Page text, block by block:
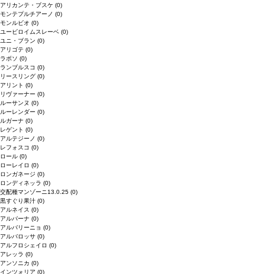
アリカンテ・ブスケ (0)
モンテプルチアーノ (0)
モンルビオ (0)
ユービロイムスレーベ (0)
ユニ・ブラン (0)
アリゴテ (0)
ラボソ (0)
ランブルスコ (0)
リースリング (0)
アリント (0)
リヴァーナー (0)
ルーサンヌ (0)
ルーレンダー (0)
ルガーナ (0)
レゲント (0)
アルテジーノ (0)
レフォスコ (0)
ロール (0)
ローレイロ (0)
ロンガネージ (0)
ロンディネッラ (0)
交配種マンゾーニ13.0.25 (0)
黒すぐり果汁 (0)
アルネイス (0)
アルバーナ (0)
アルバリーニョ (0)
アルバロッサ (0)
アルフロシェイロ (0)
アレッラ (0)
アンソニカ (0)
インツォリア (0)